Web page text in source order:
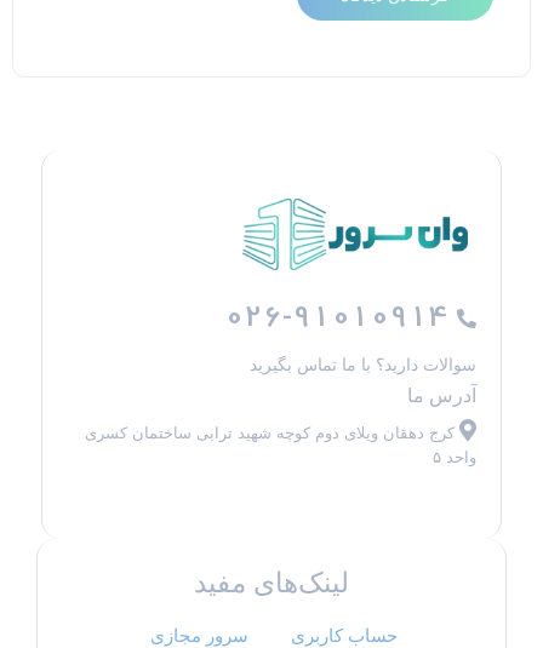
026-91010914
سوالات دارید؟ با ما تماس بگیرید
آدرس ما
کرج دهقان ویلای دوم کوچه شهید ترابی ساختمان کسری
واحد ۵
لینک‌های مفید
حساب کاربری
سرور مجازی